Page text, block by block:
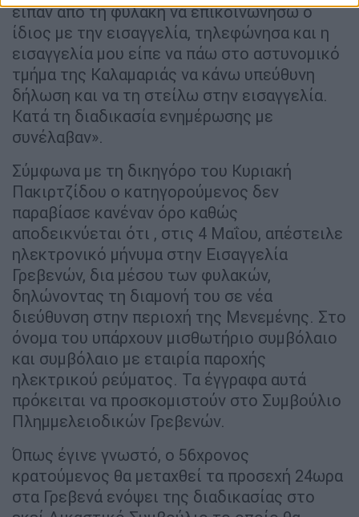
είπαν από τη φυλακή να επικοινωνήσω ο
ίδιος με την εισαγγελία, τηλεφώνησα και η
εισαγγελία μου είπε να πάω στο αστυνομικό
τμήμα της Καλαμαριάς να κάνω υπεύθυνη
δήλωση και να τη στείλω στην εισαγγελία.
Κατά τη διαδικασία ενημέρωσης με
συνέλαβαν».
Σύμφωνα με τη δικηγόρο του Κυριακή
Πακιρτζίδου ο κατηγορούμενος δεν
παραβίασε κανέναν όρο καθώς
αποδεικνύεται ότι , στις 4 Μαΐου, απέστειλε
ηλεκτρονικό μήνυμα στην Εισαγγελία
Γρεβενών, δια μέσου των φυλακών,
δηλώνοντας τη διαμονή του σε νέα
διεύθυνση στην περιοχή της Μενεμένης. Στο
όνομα του υπάρχουν μισθωτήριο συμβόλαιο
και συμβόλαιο με εταιρία παροχής
ηλεκτρικού ρεύματος. Τα έγγραφα αυτά
πρόκειται να προσκομιστούν στο Συμβούλιο
Πλημμελειοδικών Γρεβενών.
Όπως έγινε γνωστό, ο 56χρονος
κρατούμενος θα μεταχθεί τα προσεχή 24ωρα
στα Γρεβενά ενόψει της διαδικασίας στο